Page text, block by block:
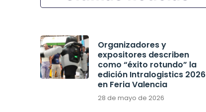
Organizadores y
expositores describen
como “éxito rotundo” la
edición Intralogistics 2026
en Feria Valencia
28 de mayo de 2026